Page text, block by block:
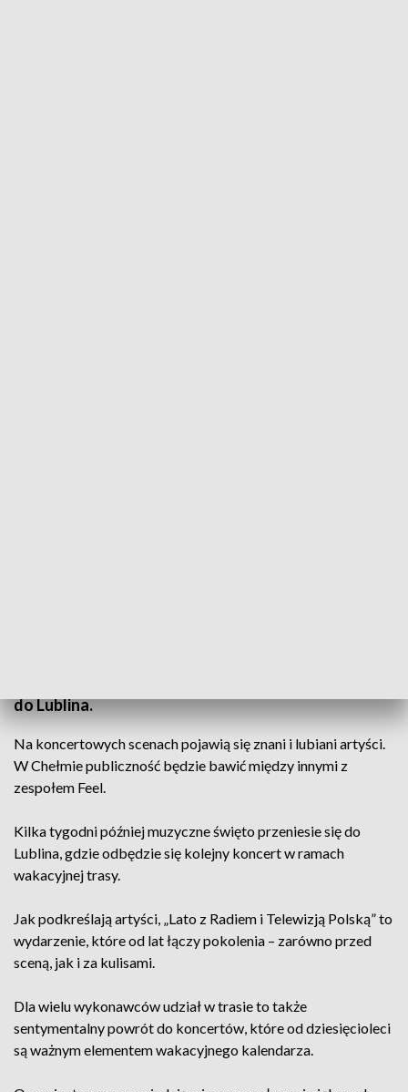
do Lublina.
Na koncertowych scenach pojawią się znani i lubiani artyści.
W Chełmie publiczność będzie bawić między innymi z
zespołem Feel.
Kilka tygodni później muzyczne święto przeniesie się do
Lublina, gdzie odbędzie się kolejny koncert w ramach
wakacyjnej trasy.
Jak podkreślają artyści, „Lato z Radiem i Telewizją Polską” to
wydarzenie, które od lat łączy pokolenia – zarówno przed
sceną, jak i za kulisami.
Dla wielu wykonawców udział w trasie to także
sentymentalny powrót do koncertów, które od dziesięcioleci
są ważnym elementem wakacyjnego kalendarza.